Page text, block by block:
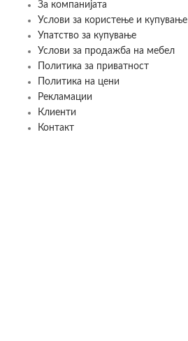
За компанијата
Услови за користење и купување
Упатство за купување
Услови за продажба на мебел
Политика за приватност
Политика на цени
Рекламации
Клиенти
Контакт